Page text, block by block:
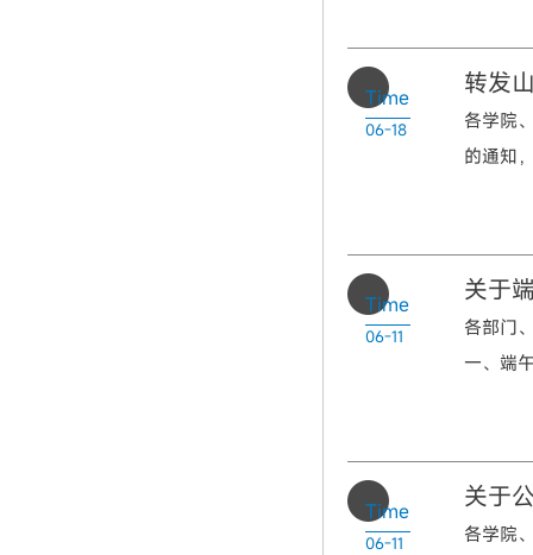
Time
06-18
转发
各学院
的通知
Time
06-11
关于
各部门
一、端
Time
06-11
关于
各学院